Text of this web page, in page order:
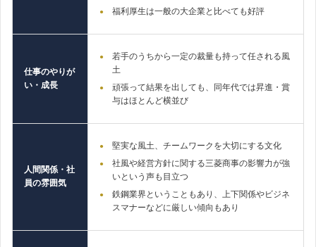
福利厚生は一般の大企業と比べても好評
仕事のやりが
い・成長
若手のうちから一定の裁量も持って任される風
土
頑張って結果を出しても、同年代では昇進・賞
与はほとんど横並び
人間関係・社
員の雰囲気
堅実な風土、チームワークを大切にする文化
社風や経営方針に関する三菱商事の影響力が強
いという声も目立つ
鉄鋼業界ということもあり、上下関係やビジネ
スマナーなどに厳しい傾向もあり